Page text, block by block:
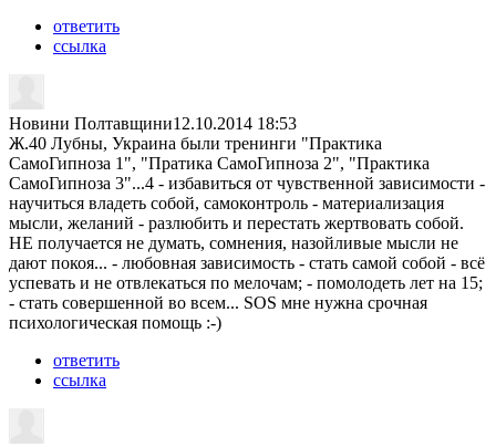
ответить
ссылка
Новини Полтавщини12.10.2014 18:53
Ж.40 Лубны, Украина были тренинги "Практика
СамоГипноза 1", "Пратика СамоГипноза 2", "Практика
СамоГипноза 3"...4 - избавиться от чувственной зависимости -
научиться владеть собой, самоконтроль - материализация
мысли, желаний - разлюбить и перестать жертвовать собой.
НЕ получается не думать, сомнения, назойливые мысли не
дают покоя... - любовная зависимость - стать самой собой - всё
успевать и не отвлекаться по мелочам; - помолодеть лет на 15;
- стать совершенной во всем... SOS мне нужна срочная
психологическая помощь :-)
ответить
ссылка